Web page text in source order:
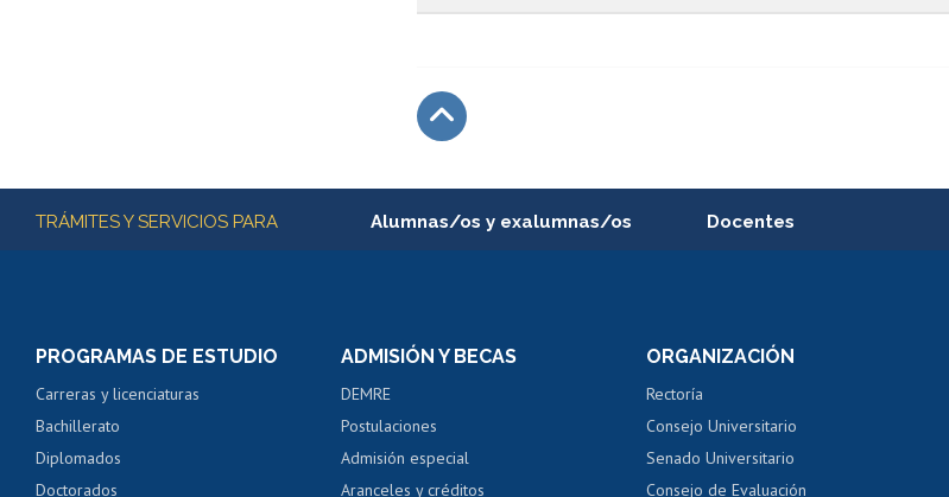
Más información
TRÁMITES Y SERVICIOS PARA Alumnas/os y exalumnas/os
Consulta y certificado de notas
Servicio médico y dental
Pago de arancel y crédito alumnos
Pago de arancel y crédito exalumnos
Docentes
Perfeccionamiento
Evaluación docente
Calificación académica
Postulación al AUCAI
PROGRAMAS DE ESTUDIO
Carreras y licenciaturas
Bachillerato
Diplomados
Doctorados
ADMISIÓN Y BECAS
DEMRE
Postulaciones
Admisión especial
Aranceles y créditos
ORGANIZACIÓN
Rectoría
Consejo Universitario
Senado Universitario
Consejo de Evaluación